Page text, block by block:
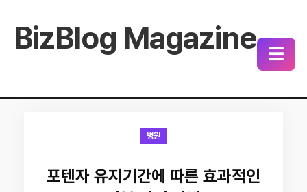
BizBlog Magazine ☰
병원
포텐자 유지기간에 따른 효과적인